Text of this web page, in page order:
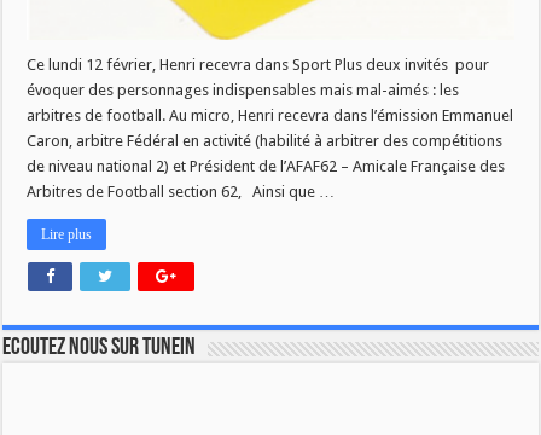
Ce lundi 12 février, Henri recevra dans Sport Plus deux invités pour
évoquer des personnages indispensables mais mal-aimés : les
arbitres de football. Au micro, Henri recevra dans l’émission Emmanuel
Caron, arbitre Fédéral en activité (habilité à arbitrer des compétitions
de niveau national 2) et Président de l’AFAF62 – Amicale Française des
Arbitres de Football section 62, Ainsi que …
Lire plus
Ecoutez nous sur TuneIn